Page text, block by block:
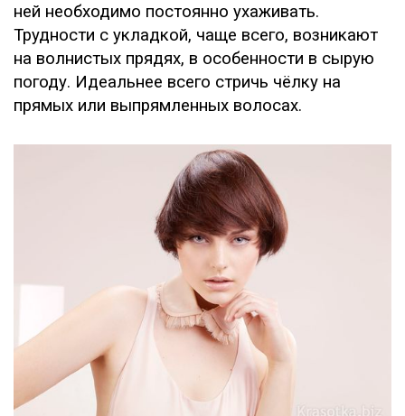
ней необходимо постоянно ухаживать.
Трудности с укладкой, чаще всего, возникают
на волнистых прядях, в особенности в сырую
погоду. Идеальнее всего стричь чёлку на
прямых или выпрямленных волосах.